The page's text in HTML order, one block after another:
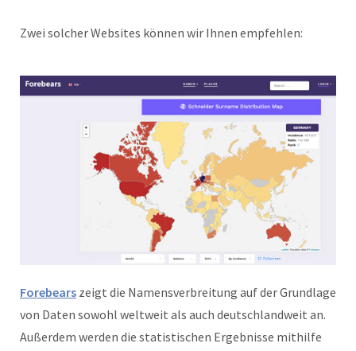
Zwei solcher Websites können wir Ihnen empfehlen:
Forebears zeigt die Namensverbreitung auf der Grundlage
von Daten sowohl weltweit als auch deutschlandweit an.
Außerdem werden die statistischen Ergebnisse mithilfe